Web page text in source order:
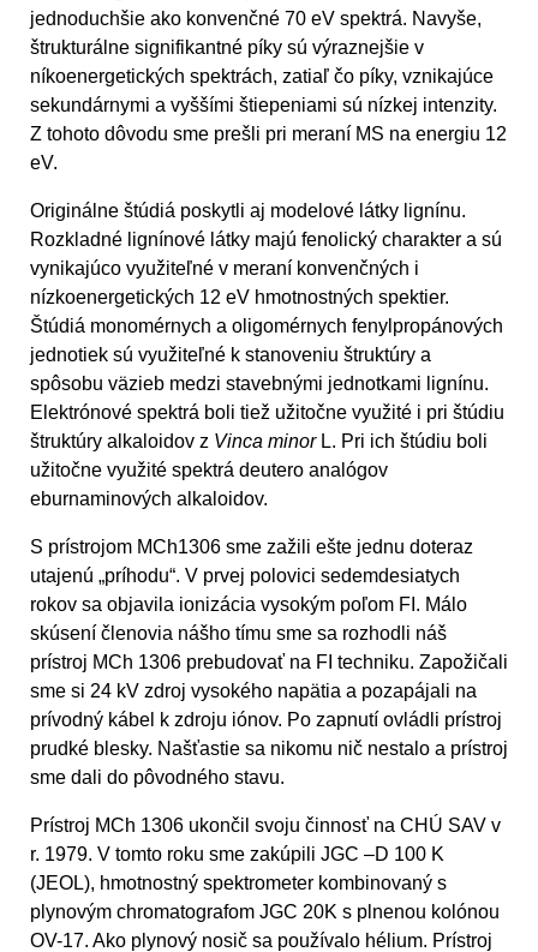
jednoduchšie ako konvenčné 70 eV spektrá. Navyše,
štrukturálne signifikantné píky sú výraznejšie v
níkoenergetických spektrách, zatiaľ čo píky, vznikajúce
sekundárnymi a vyššími štiepeniami sú nízkej intenzity.
Z tohoto dôvodu sme prešli pri meraní MS na energiu 12
eV.
Originálne štúdiá poskytli aj modelové látky lignínu.
Rozkladné lignínové látky majú fenolický charakter a sú
vynikajúco využiteľné v meraní konvenčných i
nízkoenergetických 12 eV hmotnostných spektier.
Štúdiá monomérnych a oligomérnych fenylpropánových
jednotiek sú využiteľné k stanoveniu štruktúry a
spôsobu väzieb medzi stavebnými jednotkami lignínu.
Elektrónové spektrá boli tiež užitočne využité i pri štúdiu
štruktúry alkaloidov z Vinca minorL. Pri ich štúdiu boli
užitočne využité spektrá deutero analógov
eburnaminových alkaloidov.
S prístrojom MCh1306 sme zažili ešte jednu doteraz
utajenú „príhodu“. V prvej polovici sedemdesiatych
rokov sa objavila ionizácia vysokým poľom FI. Málo
skúsení členovia nášho tímu sme sa rozhodli náš
prístroj MCh 1306 prebudovať na FI techniku. Zapožičali
sme si 24 kV zdroj vysokého napätia a pozapájali na
prívodný kábel k zdroju iónov. Po zapnutí ovládli prístroj
prudké blesky. Našťastie sa nikomu nič nestalo a prístroj
sme dali do pôvodného stavu.
Prístroj MCh 1306 ukončil svoju činnosť na CHÚ SAV v
r. 1979. V tomto roku sme zakúpili JGC –D 100 K
(JEOL), hmotnostný spektrometer kombinovaný s
plynovým chromatografom JGC 20K s plnenou kolónou
OV-17. Ako plynový nosič sa používalo hélium. Prístroj